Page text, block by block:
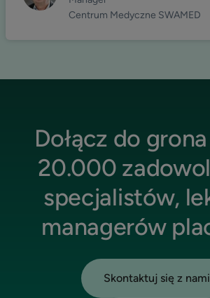
Centrum Medyczne SWAMED
Dołącz do
20.000
specjalistów,
managerów
Skontaktuj się z nami